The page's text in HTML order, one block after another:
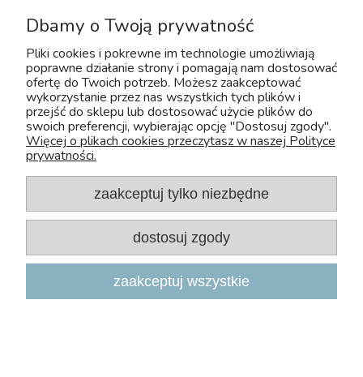
Szafka pod Akwarium Proste Comfort
150x50x67cm Biała
845,50 zł
do koszyka
Dbamy o Twoją prywatność
Pliki cookies i pokrewne im technologie umożliwiają
poprawne działanie strony i pomagają nam dostosować
ofertę do Twoich potrzeb. Możesz zaakceptować
wykorzystanie przez nas wszystkich tych plików i
przejść do sklepu lub dostosować użycie plików do
swoich preferencji, wybierając opcję "Dostosuj zgody".
Więcej o plikach cookies przeczytasz w naszej Polityce
prywatności.
zaakceptuj tylko niezbędne
dostosuj zgody
zaakceptuj wszystkie